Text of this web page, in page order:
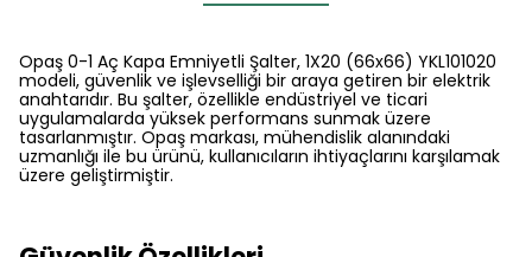
Opaş 0-1 Aç Kapa Emniyetli Şalter, 1X20 (66x66) YKL101020
modeli, güvenlik ve işlevselliği bir araya getiren bir elektrik
anahtarıdır. Bu şalter, özellikle endüstriyel ve ticari
uygulamalarda yüksek performans sunmak üzere
tasarlanmıştır. Opaş markası, mühendislik alanındaki
uzmanlığı ile bu ürünü, kullanıcıların ihtiyaçlarını karşılamak
üzere geliştirmiştir.